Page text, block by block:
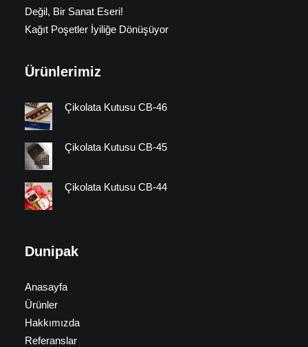
Değil, Bir Sanat Eseri!
Kağıt Poşetler İyiliğe Dönüşüyor
Ürünlerimiz
Çikolata Kutusu CB-46
Çikolata Kutusu CB-45
Çikolata Kutusu CB-44
Dunipak
Anasayfa
Ürünler
Hakkımızda
Referanslar